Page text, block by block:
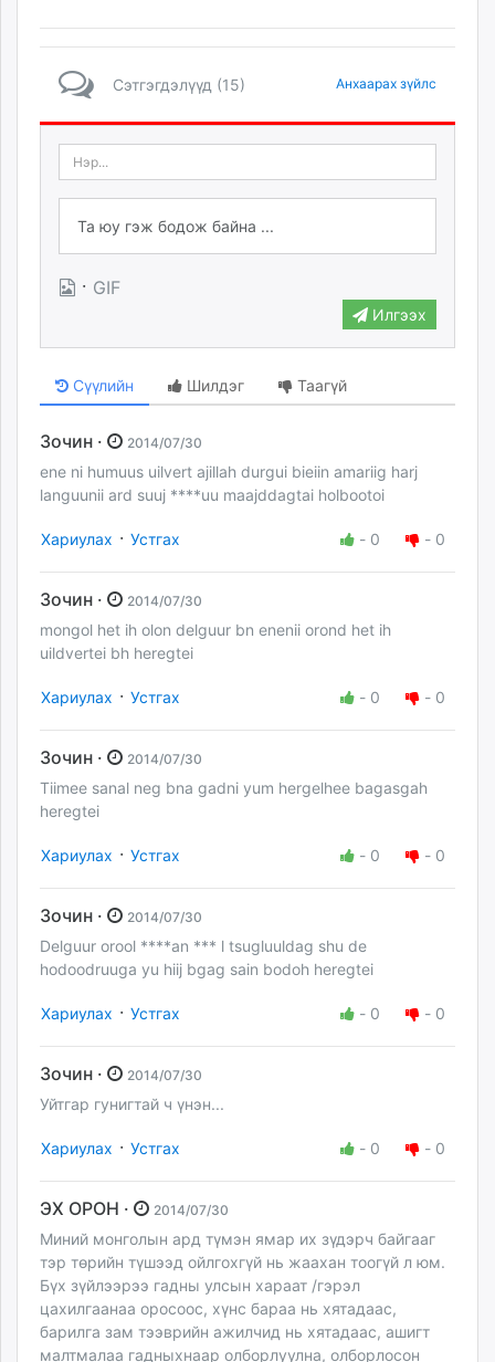
Сэтгэгдэлүүд (15) Анхаарах зүйлс
· GIF
Илгээх
Сүүлийн Шилдэг Таагүй
Зочин · 2014/07/30
ene ni humuus uilvert ajillah durgui bieiin amariig harj
languunii ard suuj ****uu maajddagtai holbootoi
Хариулах · Устгах - 0 - 0
Зочин · 2014/07/30
mongol het ih olon delguur bn enenii orond het ih
uildvertei bh heregtei
Хариулах · Устгах - 0 - 0
Зочин · 2014/07/30
Tiimee sanal neg bna gadni yum hergelhee bagasgah
heregtei
Хариулах · Устгах - 0 - 0
Зочин · 2014/07/30
Delguur orool ****an *** l tsugluuldag shu de
hodoodruuga yu hiij bgag sain bodoh heregtei
Хариулах · Устгах - 0 - 0
Зочин · 2014/07/30
Уйтгар гунигтай ч үнэн...
Хариулах · Устгах - 0 - 0
ЭХ ОРОН · 2014/07/30
Миний монголын ард түмэн ямар их зүдэрч байгааг
тэр төрийн түшээд ойлгохгүй нь жаахан тоогүй л юм.
Бүх зүйлээрээ гадны улсын хараат /гэрэл
цахилгаанаа оросоос, хүнс бараа нь хятадаас,
барилга зам тээврийн ажилчид нь хятадаас, ашигт
малтмалаа гадныхнаар олборлуулна, олборлосон